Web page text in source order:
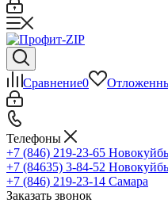
Сравнение0
Телефоны
+7 (846) 219-23-65
+7 (84635) 3-84-52
+7 (846) 219-23-14 Самара
Заказать звонок